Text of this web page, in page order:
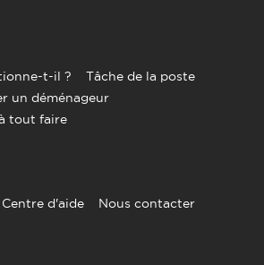
t-il ?
Tâche de la poste
un déménageur
tout faire
Centre d'aide
Nous contacter